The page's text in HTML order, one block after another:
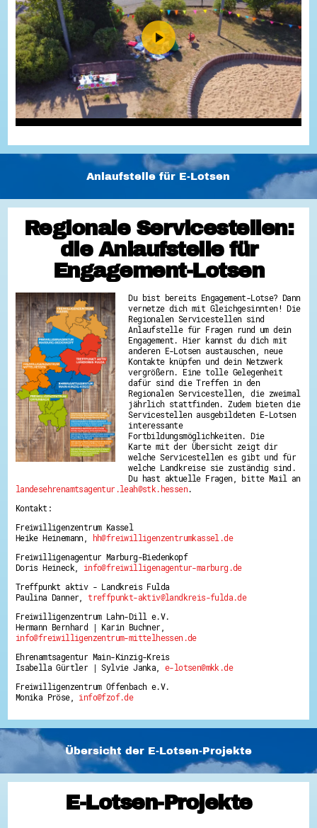
Anlaufstelle für E-Lotsen
Regionale Servicestellen:
die Anlaufstelle für
Engagement-Lotsen
Du bist bereits Engagement-Lotse? Dann
vernetze dich mit Gleichgesinnten! Die
Regionalen Servicestellen sind
Anlaufstelle für Fragen rund um dein
Engagement. Hier kannst du dich mit
anderen E-Lotsen austauschen, neue
Kontakte knüpfen und dein Netzwerk
vergrößern. Eine tolle Gelegenheit
dafür sind die Treffen in den
Regionalen Servicestellen, die zweimal
jährlich stattfinden. Zudem bieten die
Servicestellen ausgebildeten E-Lotsen
interessante
Fortbildungsmöglichkeiten. Die
Karte mit der Übersicht zeigt dir
welche Servicestellen es gibt und für
welche Landkreise sie zuständig sind.
Du hast aktuelle Fragen, bitte Mail an
landesehrenamtsagentur.leah@stk.hessen.
Kontakt:
Freiwilligenzentrum Kassel
Heike Heinemann,
hh@freiwilligenzentrumkassel.de
Freiwilligenagentur Marburg-Biedenkopf
Doris Heineck, info@freiwilligenagentur-marburg.de
Treffpunkt aktiv - Landkreis Fulda
Paulina Danner,treffpunkt-aktiv@landkreis-fulda.de
Freiwilligenzentrum Lahn-Dill e.V.
Hermann Bernhard | Karin Buchner,
info@freiwilligenzentrum-mittelhessen.de
Ehrenamtsagentur Main-Kinzig-Kreis
Isabella Gürtler | Sylvie Janka,e-lotsen@mkk.de
Freiwilligenzentrum Offenbach e.V.
Monika Pröse, info@fzof.de
Übersicht der E-Lotsen-Projekte
E-Lotsen-Projekte